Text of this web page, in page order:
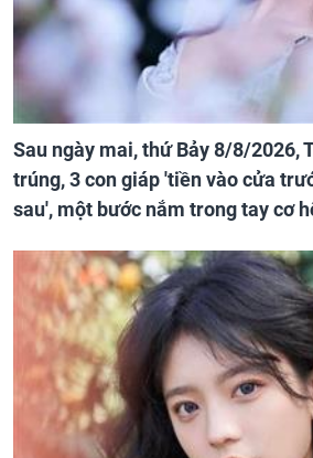
Sau ngày mai, thứ Bảy 8/8/2026,
trúng, 3 con giáp 'tiền vào cửa
sau', một bước nắm trong tay cơ